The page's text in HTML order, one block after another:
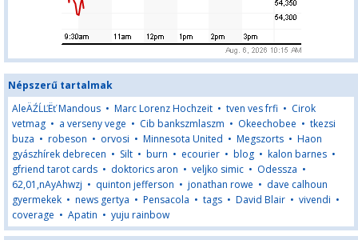
Népszerű tartalmak
AleÄŹĹĽËť Mandous • Marc Lorenz Hochzeit • tven ves frfi • Cirok
vetmag • a verseny vege • Cib bankszmlaszm • Okeechobee • tkezsi
buza • robeson • orvosi • Minnesota United • Megszorts • Haon
gyászhírek debrecen • Silt • burn • ecourier • blog • kalon barnes •
gfriend tarot cards • doktorics aron • veljko simic • Odessza •
62,01,nAyAhwzj • quinton jefferson • jonathan rowe • dave calhoun
gyermekek • news gertya • Pensacola • tags • David Blair • vivendi •
coverage • Apatin • yuju rainbow